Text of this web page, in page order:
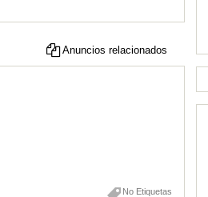
Anuncios relacionados
No Etiquetas